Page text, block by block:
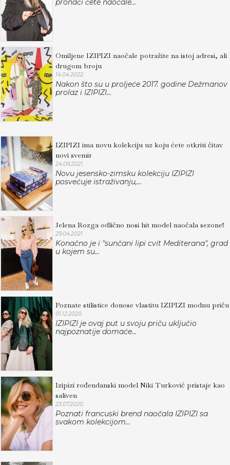
pronaći ćete naočale...
Omiljene IZIPIZI naočale potražite na istoj adresi, ali
drugom broju
14.04.2022.
Nakon što su u proljeće 2017. godine Dežmanov
prolaz i IZIPIZI...
IZIPIZI ima novu kolekciju uz koju ćete otkriti čitav
novi svemir
24.09.2021.
Novu jesensko-zimsku kolekciju IZIPIZI
posvećuje istraživanju,...
Jelena Rozga odlično nosi hit model naočala sezone!
29.04.2021.
Konačno je i "sunčani lipi cvit Mediterana", grad
u kojem su...
Poznate stilistice donose vlastitu IZIPIZI modnu priču
01.12.2020.
IZIPIZI je ovaj put u svoju priču uključio
najpoznatije domaće...
Izipizi rođendanski model Niki Turković pristaje kao
saliven
23.07.2020.
Poznati francuski brend naočala IZIPIZI sa
svakom kolekcijom...